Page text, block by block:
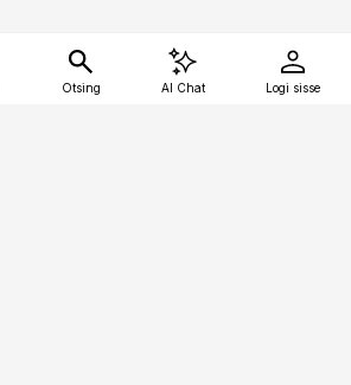
Otsing AI Chat Logi sisse